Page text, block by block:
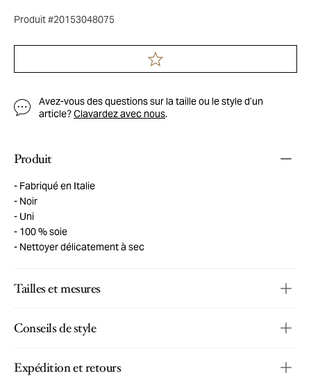
Produit #20153048075
Avez-vous des questions sur la taille ou le style d’un
article?Clavardez avec nous.
Produit
Fabriqué en Italie
Noir
Uni
100 % soie
Nettoyer délicatement à sec
Tailles et mesures
Conseils de style
Expédition et retours